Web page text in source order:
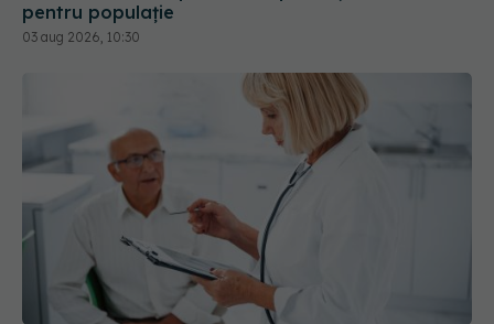
pentru populație
03 aug 2026, 10:30